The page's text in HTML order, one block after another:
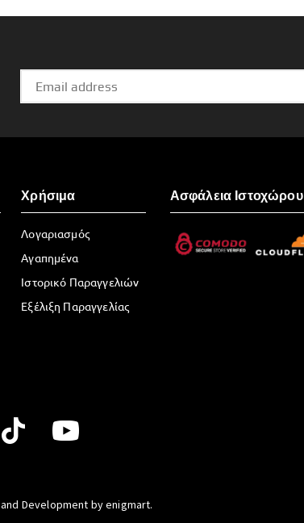
Χρήσιμα
Λογαριασμός
Αγαπημένα
Ιστορικό Παραγγελιών
Εξέλιξη Παραγγελίας
Ασφάλεια Ιστοχώρου
Development by enigmart.